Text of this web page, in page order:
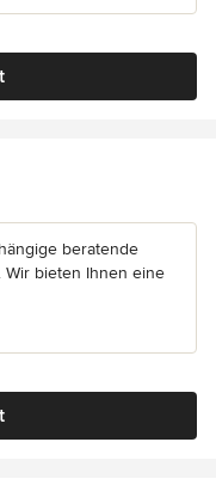
beratende
Wir bieten Ihnen eine